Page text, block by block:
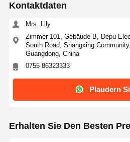
Kontaktdaten
Mrs. Lily
Zimmer 101, Gebäude B, Depu
South Road, Shangxing
Guangdong, China
0755 86323333
Plaudern
Erhalten Sie Den Besten